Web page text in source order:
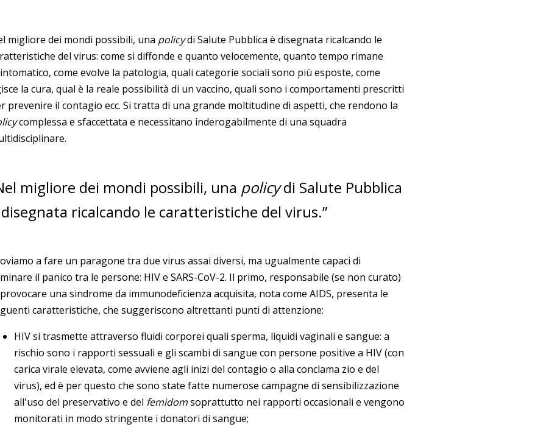
migliore dei mondi possibili, una policydi Salute Pubblica è disegnata ricalcando le
del virus: come si diffonde e quanto velocemente, quanto tempo rimane
come evolve la patologia, quali categorie sociali sono più esposte, come
la cura, qual è la reale possibilità di un vaccino, quali sono i comportamenti prescritti
prevenire il contagio ecc. Si tratta di una grande moltitudine di aspetti, che rendono la
complessa e sfaccettata e necessitano inderogabilmente di una squadra
migliore dei mondi possibili, una policydi Salute Pubblica
ricalcando le caratteristiche del virus.”
a fare un paragone tra due virus assai diversi, ma ugualmente capaci di
il panico tra le persone: HIV e SARS-CoV-2. Il primo, responsabile (se non curato)
una sindrome da immunodeficienza acquisita, nota come AIDS, presenta le
caratteristiche, che suggeriscono altrettanti punti di attenzione:
HIV si trasmette attraverso fluidi corporei quali sperma, liquidi vaginali e sangue: a
rischio sono i rapporti sessuali e gli scambi di sangue con persone positive a HIV (con
carica virale elevata, come avviene agli inizi del contagio o alla conclama zio e del
virus), ed è per questo che sono state fatte numerose campagne di sensibilizzazione
all'uso del preservativo e del femidomsoprattutto nei rapporti occasionali e vengono
monitorati in modo stringente i donatori di sangue;